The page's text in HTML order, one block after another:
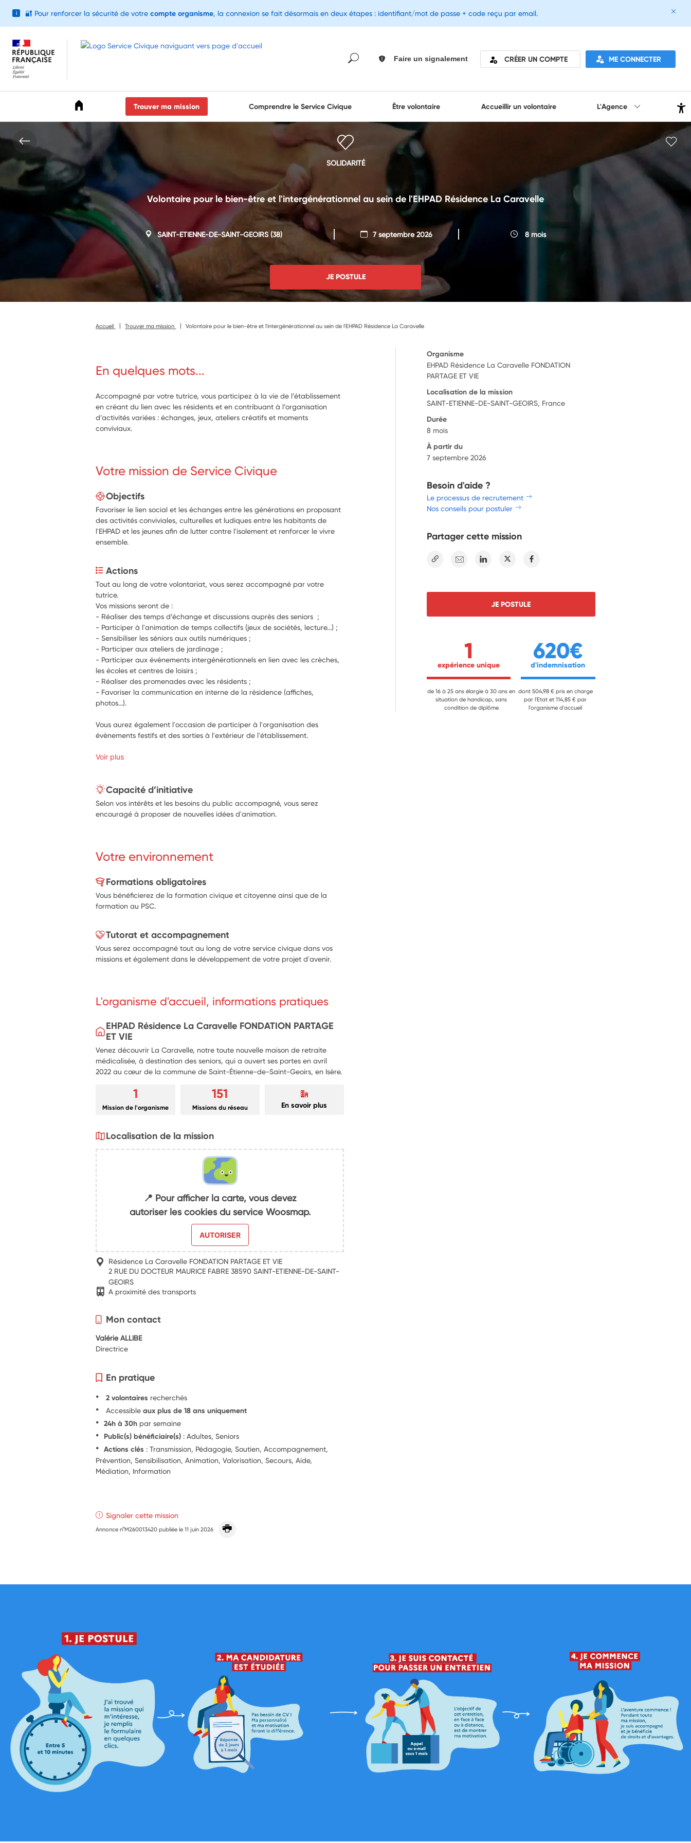
Faire un signalement CRÉER UN COMPTE ME CONNECTER
Trouver ma mission Comprendre le Service Civique Être volontaire Accueillir un volontaire L'Agence
SOLIDARITÉ
Volontaire pour le bien-être et l'intergénérationnel au sein de l'EHPAD Résidence La Caravelle
SAINT-ETIENNE-DE-SAINT-GEOIRS (38) 7 septembre 2026 8 mois
JE POSTULE
Accueil Trouver ma mission Volontaire pour le bien-être et l'intergénérationnel au sein de l'EHPAD Résidence La Caravelle
En quelques mots...
Accompagné par votre tutrice, vous participez à la vie de l’établissement
en créant du lien avec les résidents et en contribuant à l’organisation
d’activités variées : échanges, jeux, ateliers créatifs et moments
conviviaux.
Votre mission de Service Civique
Objectifs
Favoriser le lien social et les échanges entre les générations en proposant
des activités conviviales, culturelles et ludiques entre les habitants de
l'EHPAD et les jeunes afin de lutter contre l'isolement et renforcer le vivre
ensemble.
Actions
Tout au long de votre volontariat, vous serez accompagné par votre
- Participer à l'animation de temps collectifs (jeux de sociétés, lecture...) ;
- Participer aux évènements intergénérationnels en lien avec les crèches,
- Réaliser des promenades avec les résidents ;
- Favoriser la communication en interne de la résidence (affiches,
photos...).
Vous aurez également l'occasion de participer à l'organisation des
Voir plus
Capacité d’initiative
Selon vos intérêts et les besoins du public accompagné, vous serez
encouragé à proposer de nouvelles idées d'animation.
Votre environnement
Formations obligatoires
Vous bénéficierez de la formation civique et citoyenne ainsi que de la
formation au PSC.
Tutorat et accompagnement
Vous serez accompagné tout au long de votre service civique dans vos
missions et également dans le développement de votre projet d'avenir.
L'organisme d'accueil, informations pratiques
EHPAD Résidence La Caravelle FONDATION PARTAGE
ET VIE
Venez découvrir La Caravelle, notre toute nouvelle maison de retraite
médicalisée, à destination des seniors, qui a ouvert ses portes en avril
2022 au cœur de la commune de Saint-Étienne-de-Saint-Geoirs, en Isère.
1
Mission de l'organisme
151
Missions du réseau En savoir plus
Localisation de la mission
📍 Pour afficher la carte, vous devez
autoriser les cookies du service Woosmap.
AUTORISER
Résidence La Caravelle FONDATION PARTAGE ET VIE
2 RUE DU DOCTEUR MAURICE FABRE 38590 SAINT-ETIENNE-DE-SAINT-
GEOIRS
A proximité des transports
Mon contact
Valérie ALLIBE
Directrice
En pratique
2 volontaires recherchés
Accessibleaux plus de 18 ans uniquement
24h à 30h par semaine
Public(s) bénéficiaire(s) : Adultes, Seniors
Actions clés : Transmission, Pédagogie, Soutien, Accompagnement,
Prévention, Sensibilisation, Animation, Valorisation, Secours, Aide,
Médiation, Information
Signaler cette mission
Annonce n°M260013420 publiée le11 juin 2026
Organisme
EHPAD Résidence La Caravelle FONDATION
PARTAGE ET VIE
Localisation de la mission
SAINT-ETIENNE-DE-SAINT-GEOIRS, France
Durée
8 mois
À partir du
7 septembre 2026
Besoin d'aide ?
Le processus de recrutement
Nos conseils pour postuler
Partager cette mission
E-mail Linkedin Twitter
JE POSTULE
1
expérience unique
de 16 à 25 ans élargie à 30 ans en
situation de handicap, sans
condition de diplôme
620€
d'indemnisation
dont 504,98 € pris en charge
par l'Etat et 114,85 € par
l'organisme d'accueil
i 🔐 Pour renforcer la sécurité de votre compte organisme, la connexion se fait désormais en deux étapes : identifiant/mot de passe + code reçu par email.